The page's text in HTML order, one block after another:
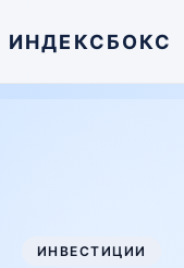
ИНДЕКСБОКС
ИНВЕСТИЦИИ